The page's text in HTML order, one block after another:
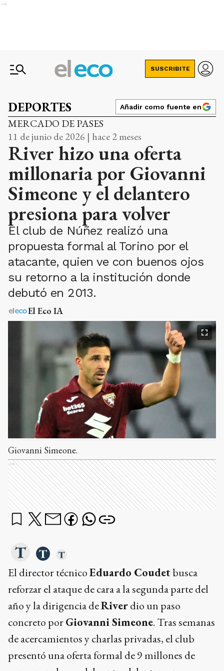
Ads
SUSCRIBITE
DEPORTES Añadir como fuente en
MERCADO DE PASES
11 de junio de 2026 | hace 2 meses
River hizo una oferta
millonaria por Giovanni
Simeone y el delantero
presiona para volver
El club de Núñez realizó una
propuesta formal al Torino por el
atacante, quien ve con buenos ojos
su retorno a la institución donde
debutó en 2013.
El Eco IA
Giovanni Simeone.
Ads
El director técnicoEduardo Coudetbusca
reforzar el ataque de cara a la segunda parte del
año y la dirigencia deRiverdio un paso
concreto porGiovanni Simeone. Tras semanas
de acercamientos y charlas privadas, el club
presentó una oferta formal de 9 millones de